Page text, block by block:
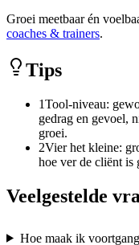
Groei meetbaar én
coaches & trainers.
Tips
1Tool-niveau:
gedrag en gevoel,
groei.
2Vier het kleine:
hoe ver de cliënt is
Veelgestelde
Hoe maak ik